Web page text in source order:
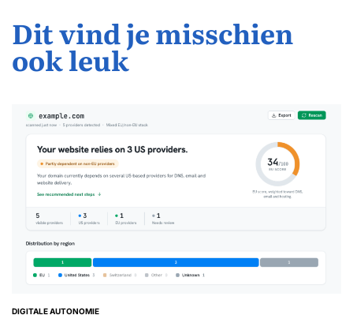
Dit vind je misschien
ook leuk
DIGITALE AUTONOMIE